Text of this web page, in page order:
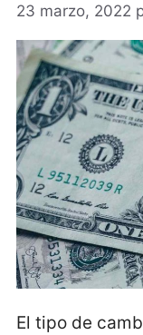
23 marzo, 2022
El tipo de